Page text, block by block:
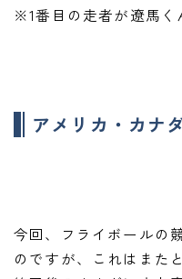
※1番目の走者が遼馬く
アメリカ・カナ
今回、フライボールの
のですが、これはまた